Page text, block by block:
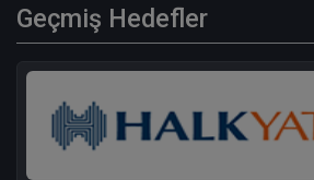
Geçmiş Hedefler